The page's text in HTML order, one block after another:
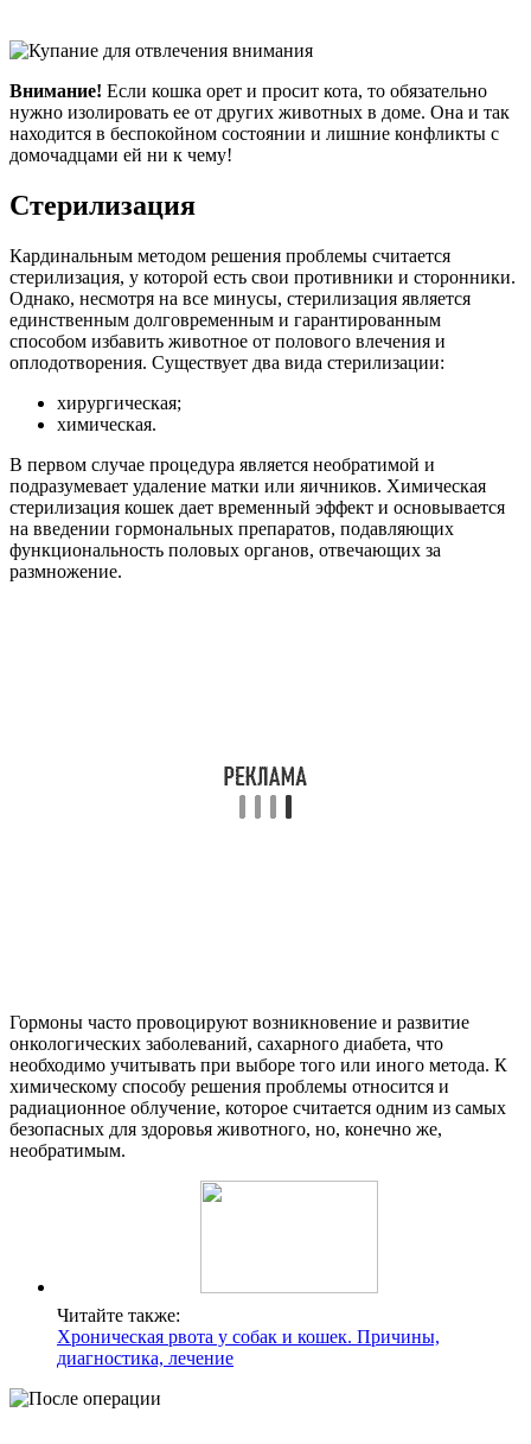
Внимание! Если кошка орет и просит кота, то обязательно
нужно изолировать ее от других животных в доме. Она и так
находится в беспокойном состоянии и лишние конфликты с
домочадцами ей ни к чему!
Стерилизация
Кардинальным методом решения проблемы считается
стерилизация, у которой есть свои противники и сторонники.
Однако, несмотря на все минусы, стерилизация является
единственным долговременным и гарантированным
способом избавить животное от полового влечения и
оплодотворения. Существует два вида стерилизации:
хирургическая;
химическая.
В первом случае процедура является необратимой и
подразумевает удаление матки или яичников. Химическая
стерилизация кошек дает временный эффект и основывается
на введении гормональных препаратов, подавляющих
функциональность половых органов, отвечающих за
размножение.
Гормоны часто провоцируют возникновение и развитие
онкологических заболеваний, сахарного диабета, что
необходимо учитывать при выборе того или иного метода. К
химическому способу решения проблемы относится и
радиационное облучение, которое считается одним из самых
безопасных для здоровья животного, но, конечно же,
необратимым.
Читайте также:
Хроническая рвота у собак и кошек. Причины,
диагностика, лечение